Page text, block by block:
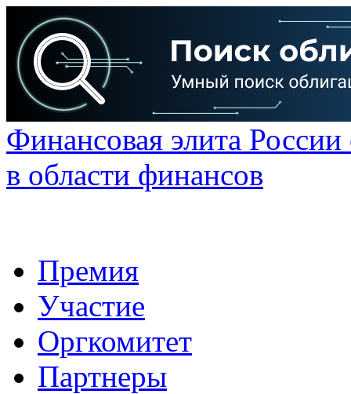
Финансовая элита
в области финансов
Премия
Участие
Оргкомитет
Партнеры